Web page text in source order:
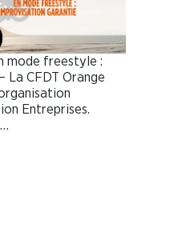
mode freestyle :
La CFDT Orange
Entreprises.